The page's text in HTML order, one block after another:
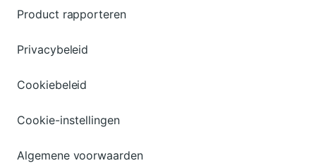
Product rapporteren
Privacybeleid
Cookiebeleid
Cookie-instellingen
Algemene voorwaarden